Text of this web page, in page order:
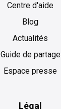
Centre d'aide
Blog
Actualités
Guide de partage
Espace presse
Légal